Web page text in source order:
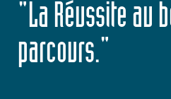
"La Réussite au
parcours."